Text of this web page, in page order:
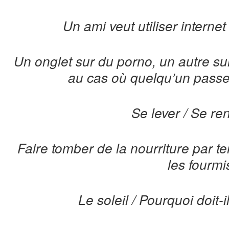
Un ami veut utiliser
Un onglet sur du porno, un autre
au cas où quelqu’un
Se lever / Se
Faire tomber de la nourriture par
les
Le soleil / Pourquoi